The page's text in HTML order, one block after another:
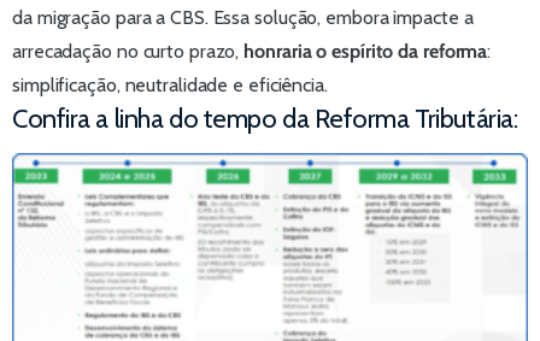
da migração para a CBS. Essa solução, embora impacte a
arrecadação no curto prazo, honraria o espírito da reforma:
simplificação, neutralidade e eficiência.
Confira a linha do tempo da Reforma Tributária: